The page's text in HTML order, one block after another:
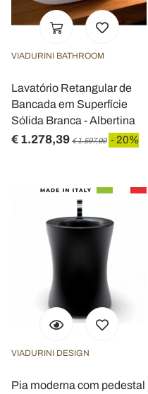
VIADURINI BATHROOM
Lavatório Retangular de
Bancada em Superfície
Sólida Branca - Albertina
€ 1.278,39 € 1.597,99 - 20%
VIADURINI DESIGN
Pia moderna com pedestal